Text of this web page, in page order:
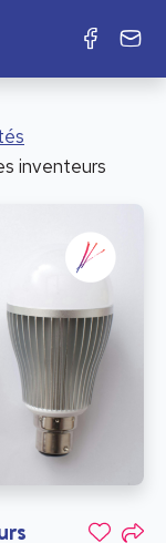
inventeurs